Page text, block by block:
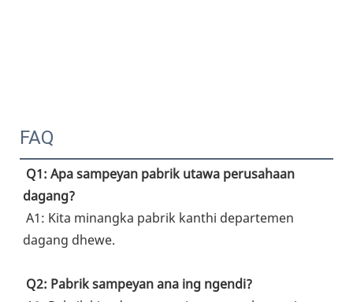
FAQ
Q1: Apa sampeyan pabrik utawa perusahaan
dagang?
dagang dhewe.
Q2: Pabrik sampeyan ana ing ngendi?